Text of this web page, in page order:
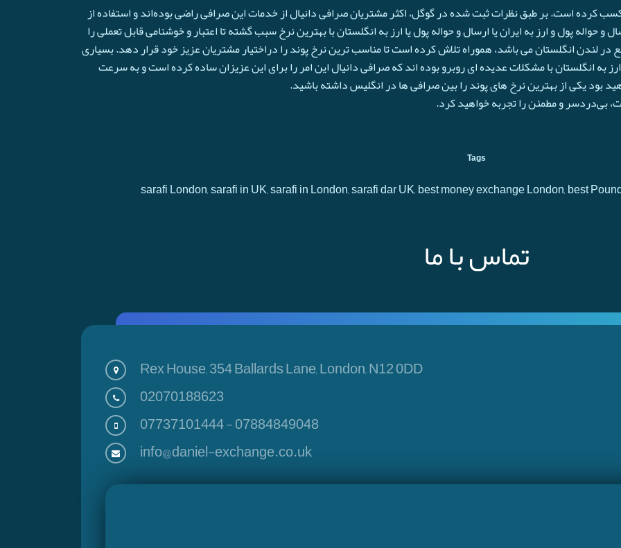
کرده است. بر طبق نظرات ثبت شده در گوگل، اکثر مشتریان صرافی دانیال از خدمات این صرافی راضی بوده‌اند و استفاده از
پول و ارز به ایران یا ارسال و حواله پول یا ارز به انگلستان با بهترین نرخ سبب گشته تا اعتبار و خوشنامی قابل تعملی را
لندن انگلستان می باشد، هموراه تلاش کرده است تا مناسب ترین نرخ پوند را دراختیار مشتریان عزیز خود قرار دهد. بسیاری
به انگلستان با مشکلات عدیده ای روبرو بوده اند که صرافی دانیال این امر را برای این عزیزان ساده کرده است و به سرعت
بود یکی از بهترین نرخ های پوند را بین صرافی ها در انگلیس داشته باشید.
بی‌دردسر و مطمئن را تجربه خواهید کرد.
Tags
sarafi London, sarafi in UK, sarafi in London, sarafi dar UK, best money exchange London, best
تماس با ما
Rex House, 354 Ballards Lane, London, N12 0DD
02070188623
07737101444-07884849048
info@daniel-exchange.co.uk